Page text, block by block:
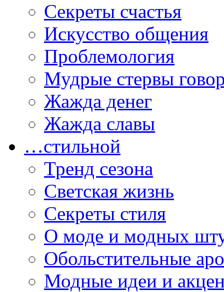
Секреты счастья
Искусство общения
Проблемология
Мудрые стервы
Жажда денег
Жажда славы
…стильной
Тренд сезона
Светская жизнь
Секреты стиля
О моде и модных
Обольстительные
Модные идеи и